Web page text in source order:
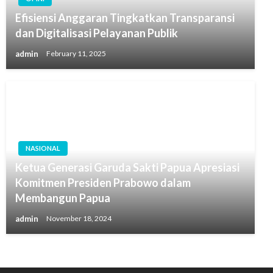
Efisiensi Anggaran Tingkatkan Transparansi
dan Digitalisasi Pelayanan Publik
admin February 11, 2025
NASIONAL
Ketua Generasi Garuda Sakti Papua Apresiasi
Komitmen Presiden Prabowo dalam
Membangun Papua
admin November 18, 2024